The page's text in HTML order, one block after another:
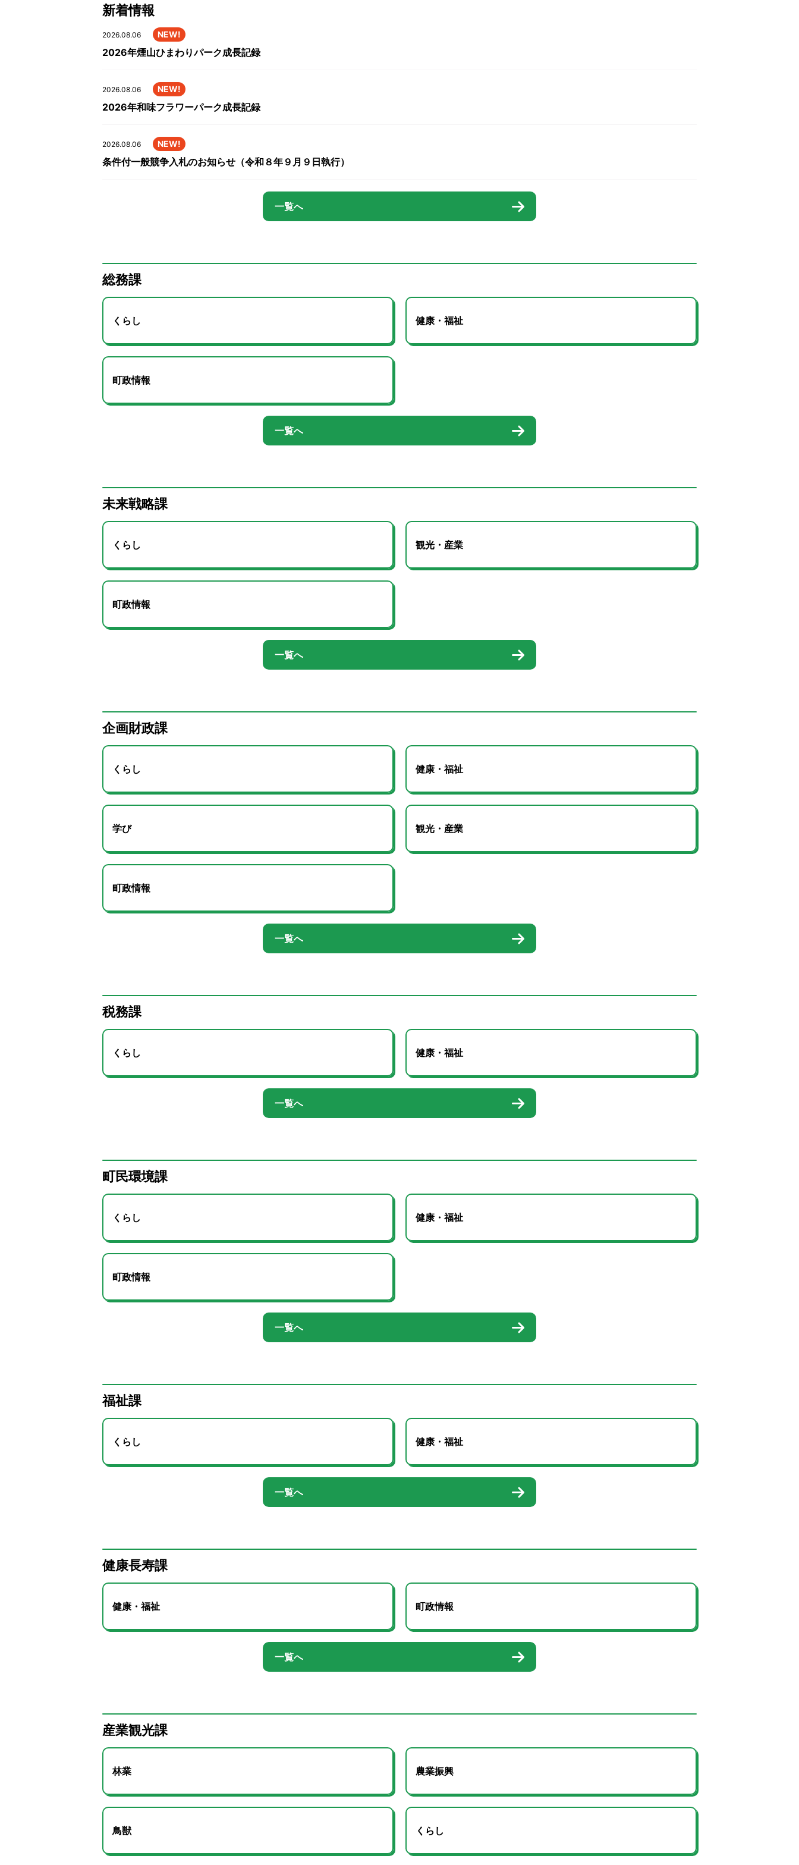
新着情報
2026.08.06 NEW!
2026年煙山ひまわりパーク成長記録
2026.08.06 NEW!
2026年和味フラワーパーク成長記録
2026.08.06 NEW!
条件付一般競争入札のお知らせ（令和８年９月９日執行）
一覧へ
総務課
くらし 健康・福祉
町政情報
一覧へ
未来戦略課
くらし 観光・産業
町政情報
一覧へ
企画財政課
くらし 健康・福祉
学び 観光・産業
町政情報
一覧へ
税務課
くらし 健康・福祉
一覧へ
町民環境課
くらし 健康・福祉
町政情報
一覧へ
福祉課
くらし 健康・福祉
一覧へ
健康長寿課
健康・福祉 町政情報
一覧へ
産業観光課
林業 農業振興
鳥獣 くらし